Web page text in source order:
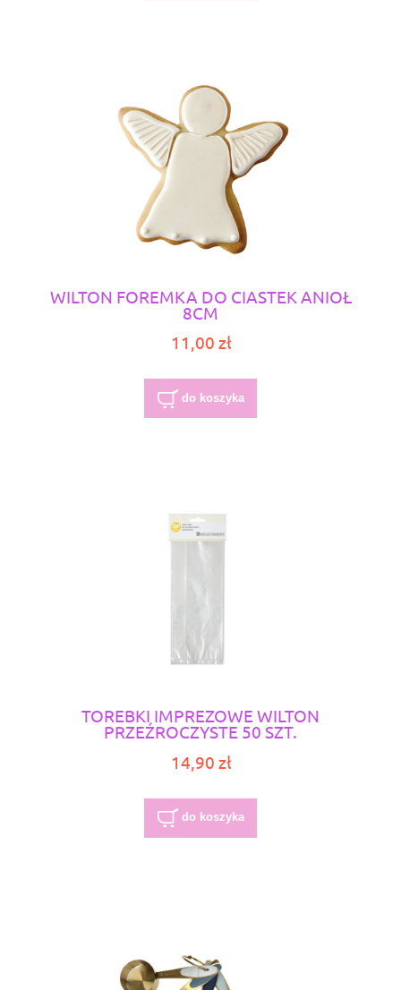
WILTON FOREMKA DO CIASTEK ANIOŁ
8CM
11,00 zł
do koszyka
TOREBKI IMPREZOWE WILTON
PRZEŹROCZYSTE 50 SZT.
14,90 zł
do koszyka